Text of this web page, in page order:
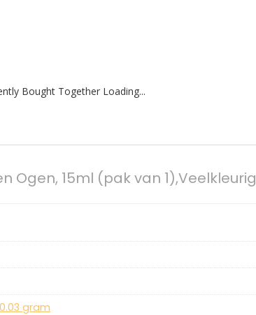
Bought Together Loading...
Ogen, 15ml (pak van 1),Veelkleurig
0.03 gram